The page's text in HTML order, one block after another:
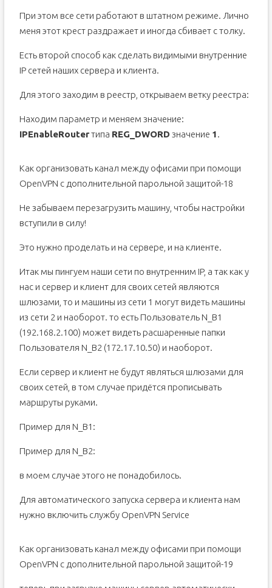
При этом все сети работают в штатном режиме. Лично
меня этот крест раздражает и иногда сбивает с толку.
Есть второй способ как сделать видимыми внутренние
IP сетей наших сервера и клиента.
Для этого заходим в реестр, открываем ветку реестра:
Находим параметр и меняем значение:
IPEnableRouterтипа REG_DWORD значение 1.
Как организовать канал между офисами при помощи
OpenVPN с дополнительной парольной защитой-18
Не забываем перезагрузить машину, чтобы настройки
вступили в силу!
Это нужно проделать и на сервере, и на клиенте.
Итак мы пингуем наши сети по внутренним IP, а так как у
нас и сервер и клиент для своих сетей являются
шлюзами, то и машины из сети 1 могут видеть машины
из сети 2 и наоборот. то есть Пользователь N_B1
(192.168.2.100) может видеть расшаренные папки
Пользователя N_B2 (172.17.10.50) и наоборот.
Если сервер и клиент не будут являться шлюзами для
своих сетей, в том случае придётся прописывать
маршруты руками.
Пример для N_B1:
Пример для N_B2:
в моем случае этого не понадобилось.
Для автоматического запуска сервера и клиента нам
нужно включить службу OpenVPN Service
Как организовать канал между офисами при помощи
OpenVPN с дополнительной парольной защитой-19